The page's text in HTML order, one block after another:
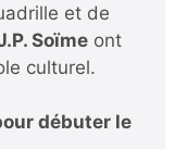
et de
Soïme ont
culturel.
débuter le